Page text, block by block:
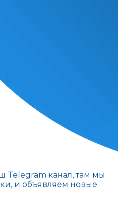
Telegram канал, там мы
и объявляем новые